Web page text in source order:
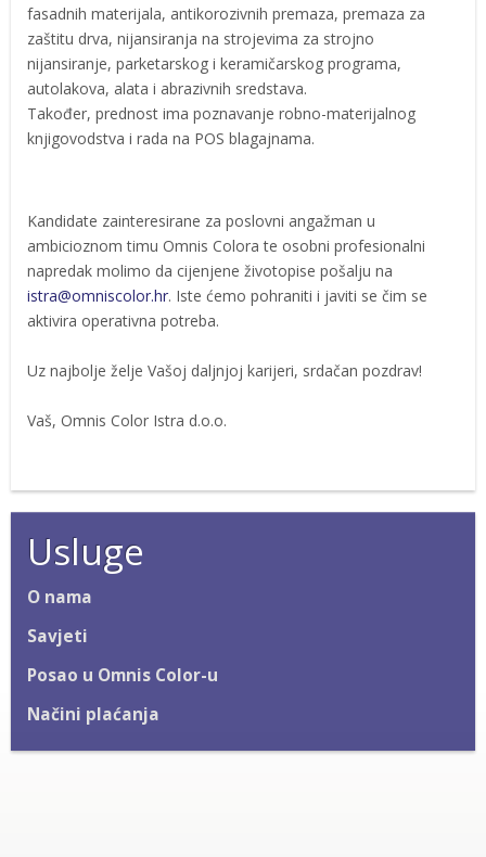
fasadnih materijala, antikorozivnih premaza, premaza za
zaštitu drva, nijansiranja na strojevima za strojno
nijansiranje, parketarskog i keramičarskog programa,
autolakova, alata i abrazivnih sredstava.
Također, prednost ima poznavanje robno-materijalnog
knjigovodstva i rada na POS blagajnama.
Kandidate zainteresirane za poslovni angažman u
ambicioznom timu Omnis Colora te osobni profesionalni
napredak molimo da cijenjene životopise pošalju na
istra@omniscolor.hr. Iste ćemo pohraniti i javiti se čim se
aktivira operativna potreba.
Uz najbolje želje Vašoj daljnjoj karijeri, srdačan pozdrav!
Vaš, Omnis Color Istra d.o.o.
Usluge
O nama
Savjeti
Posao u Omnis Color-u
Načini plaćanja